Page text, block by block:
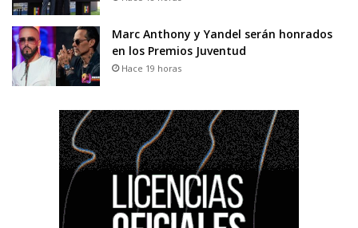
Marc Anthony y Yandel serán honrados
en los Premios Juventud
Hace 19 horas